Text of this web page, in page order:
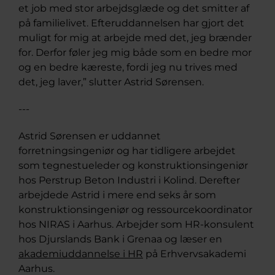
et job med stor arbejdsglæde og det smitter af
på familielivet. Efteruddannelsen har gjort det
muligt for mig at arbejde med det, jeg brænder
for. Derfor føler jeg mig både som en bedre mor
og en bedre kæreste, fordi jeg nu trives med
det, jeg laver,” slutter Astrid Sørensen.
---
Astrid Sørensen er uddannet
forretningsingeniør og har tidligere arbejdet
som tegnestueleder og konstruktionsingeniør
hos Perstrup Beton Industri i Kolind. Derefter
arbejdede Astrid i mere end seks år som
konstruktionsingeniør og ressourcekoordinator
hos NIRAS i Aarhus. Arbejder som HR-konsulent
hos Djurslands Bank i Grenaa og læser en
akademiuddannelse i HR på Erhvervsakademi
Aarhus.